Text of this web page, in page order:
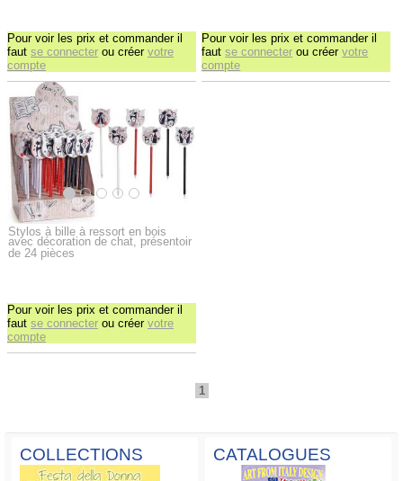
Pour voir les prix et commander il
faut se connecter ou créer votre
compte
Pour voir les prix et commander il
fautse connecter ou créervotre
compte
Stylos à bille à ressort en bois
avec décoration de chat, présentoir
de 24 pièces
Pour voir les prix et commander il
faut se connecter ou créer votre
compte
1
COLLECTIONS CATALOGUES